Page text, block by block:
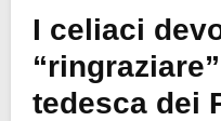
I celiaci
tedesca dei